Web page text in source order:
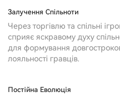
Залучення Спільноти
Через торгівлю та спільні
сприяє яскравому духу
для формування
лояльності гравців.
Постійна Еволюція